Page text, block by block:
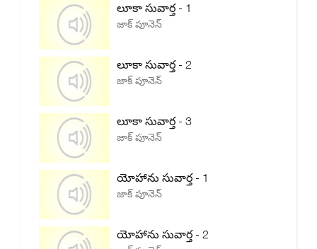
లూకా సువార్త - 1
జాక్ పూనెన్
లూకా సువార్త - 2
జాక్ పూనెన్
లూకా సువార్త - 3
జాక్ పూనెన్
యోహాను సువార్త - 1
జాక్ పూనెన్
యోహాను సువార్త - 2